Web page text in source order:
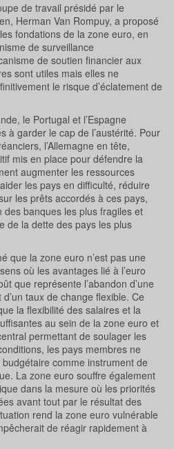
de travail présidé par le
Herman Van Rompuy, a proposé
fondations de la zone euro, en
de surveillance
de soutien financier aux
sont utiles mais elles ne
le risque d’éclatement de
le Portugal et l’Espagne
à garder le cap de l’austérité. Pour
l’Allemagne en tête,
mis en place pour défendre la
augmenter les ressources
les pays en difficulté, réduire
les prêts accordés à ces pays,
banques les plus fragiles et
de la dette des pays les plus
que la zone euro n’est pas une
où les avantages lié à l’euro
que représente l’abandon d’une
taux de change flexible. Ce
la flexibilité des salaires et la
au sein de la zone euro et
permettant de soulager les
les pays membres ne
comme instrument de
La zone euro souffre également
dans la mesure où les priorités
avant tout par le résultat des
rend la zone euro vulnérable
de réagir rapidement à